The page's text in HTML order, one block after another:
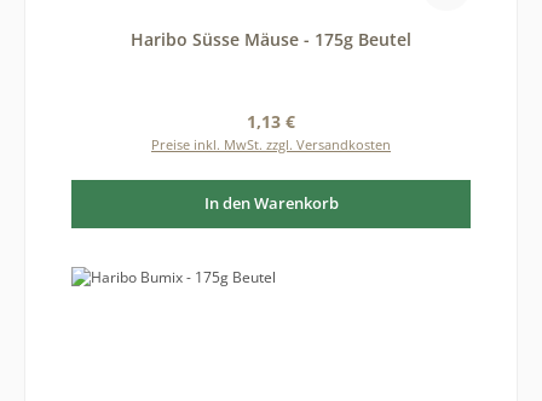
Haribo Süsse Mäuse - 175g Beutel
Regulärer Preis:
1,13 €
Preise inkl. MwSt. zzgl. Versandkosten
In den Warenkorb